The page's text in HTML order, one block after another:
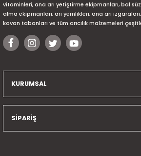
vitaminleri, ana arı yetiştirme ekipmanları, bal
alma ekipmanları, arı yemlikleri, ana arı
kovan tabanları ve tüm arıcılık malzemeleri
KURUMSAL
SİPARİŞ